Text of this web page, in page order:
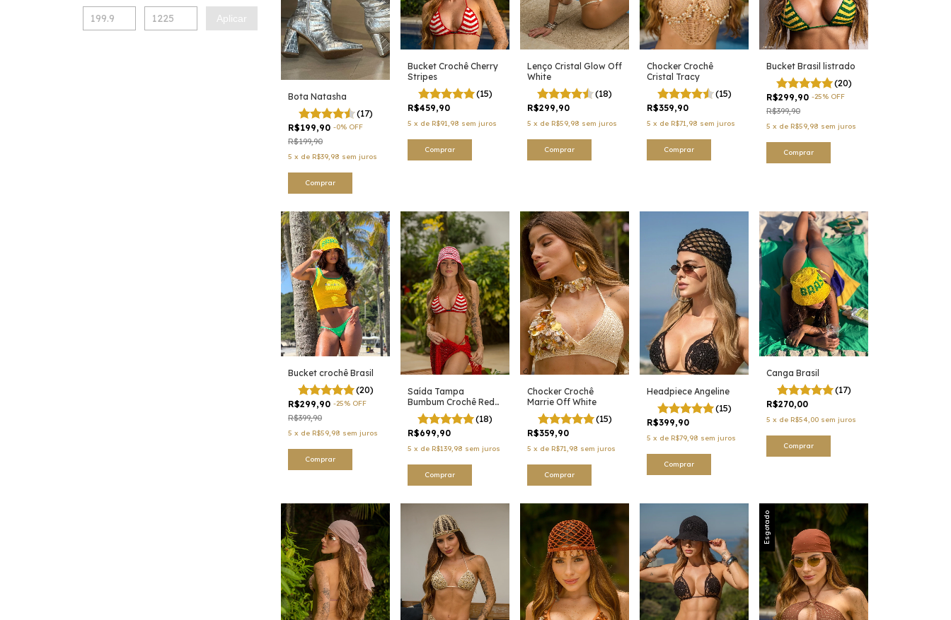
Aplicar
Bota Natasha
(17)
R$199,90 -0% OFF
R$199,90
5 x de R$39,98 sem juros
Comprar
Bucket Crochê Cherry
Stripes
(15)
R$459,90
5 x de R$91,98 sem juros
Comprar
Lenço Cristal Glow Off
White
(18)
R$299,90
5 x de R$59,98 sem juros
Comprar
Chocker Crochê
Cristal Tracy
(15)
R$359,90
5 x de R$71,98 sem juros
Comprar
Bucket Brasil listrado
(20)
R$299,90 -25% OFF
R$399,90
5 x de R$59,98 sem juros
Bucket crochê Brasil
(20)
R$299,90 -25% OFF
R$399,90
5 x de R$59,98 sem juros
Comprar
Saída Tampa
Bumbum Crochê Red
Cherry
(18)
R$699,90
5 x de R$139,98 sem juros
Comprar
Chocker Crochê
Marrie Off White
(15)
R$359,90
5 x de R$71,98 sem juros
Comprar
Headpiece Angeline
(15)
R$399,90
5 x de R$79,98 sem juros
Comprar
Canga Brasil
(17)
R$270,00
5 x de R$54,00 sem juros
Esgotado